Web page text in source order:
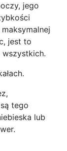
jego
jest to
tego
lub